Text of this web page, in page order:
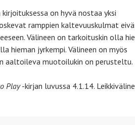
on hyvä nostaa yksi
ramppien kaltevuuskulmat
Välineen on tarkoituskin olla
hieman jyrkempi. Välineen on myös
aaltoileva muotoilukin on perusteltu.
Play-kirjan luvussa 4.1.14.